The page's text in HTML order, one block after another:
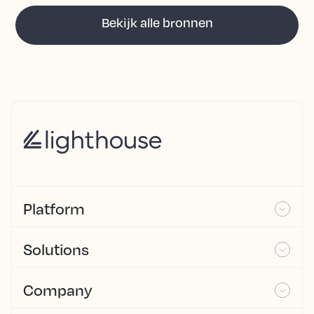
Bekijk alle bronnen
Platform
Solutions
Company